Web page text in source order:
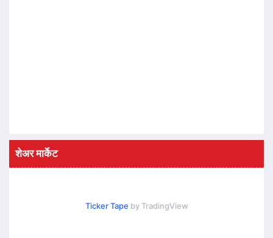
शेअर मार्केट
Ticker Tape by TradingView